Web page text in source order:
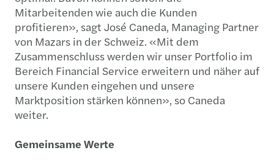
Mitarbeitenden wie auch die Kunden
profitieren», sagt José Caneda, Managing Partner
von Mazars in der Schweiz. «Mit dem
Zusammenschluss werden wir unser Portfolio im
Bereich Financial Service erweitern und näher auf
unsere Kunden eingehen und unsere
Marktposition stärken können», so Caneda
weiter.
Gemeinsame Werte